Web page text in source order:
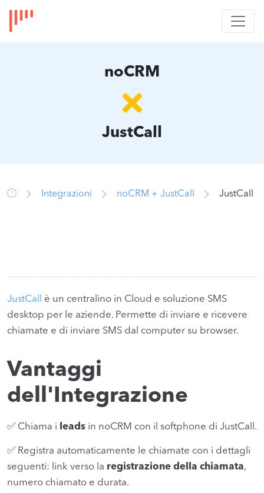
noCRM
JustCall
Integrazioni noCRM + JustCall JustCall
JustCall
è un centralino in Cloud e soluzione SMS
desktop per le aziende. Permette di inviare e ricevere
chiamate e di inviare SMS dal computer su browser.
Vantaggi
dell'Integrazione
✅ Chiama i leads in noCRM con il softphone di JustCall.
✅ Registra automaticamente le chiamate con i dettagli
seguenti: link verso la registrazione della chiamata,
numero chiamato e durata.